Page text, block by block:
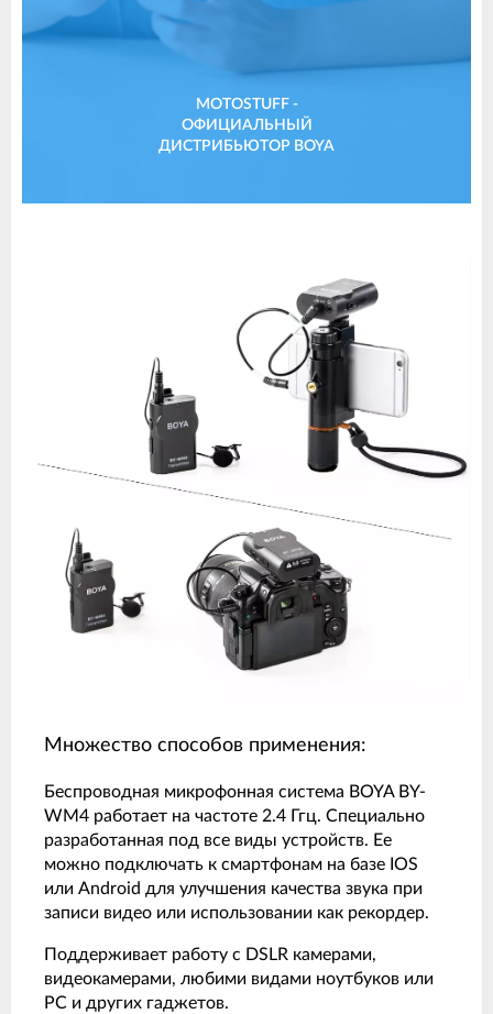
MOTOSTUFF -
ОФИЦИАЛЬНЫЙ
ДИСТРИБЬЮТОР BOYA
Множество способов применения:
Беспроводная микрофонная система BOYA BY-
WM4 работает на частоте 2.4 Ггц. Специально
разработанная под все виды устройств. Ее
можно подключать к смартфонам на базе IOS
или Android для улучшения качества звука при
записи видео или использовании как рекордер.
Поддерживает работу с DSLR камерами,
видеокамерами, любими видами ноутбуков или
PC и других гаджетов.